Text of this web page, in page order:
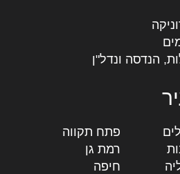
הנדסה ונדל"ן
פתח תקווה
רמת גן
חיפה